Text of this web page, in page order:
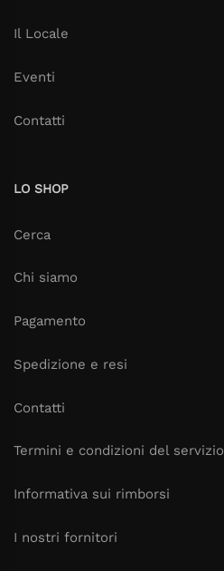
Il Locale
Eventi
Contatti
LO SHOP
Cerca
Chi siamo
Pagamento
Spedizione e resi
Contatti
Termini e condizioni del servizio
Informativa sui rimborsi
I nostri fornitori